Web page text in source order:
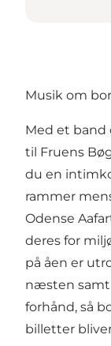
Musik om
Med et band
til Fruens
du en
rammer
Odense
deres for
på åen er
næsten
forhånd, så
billetter